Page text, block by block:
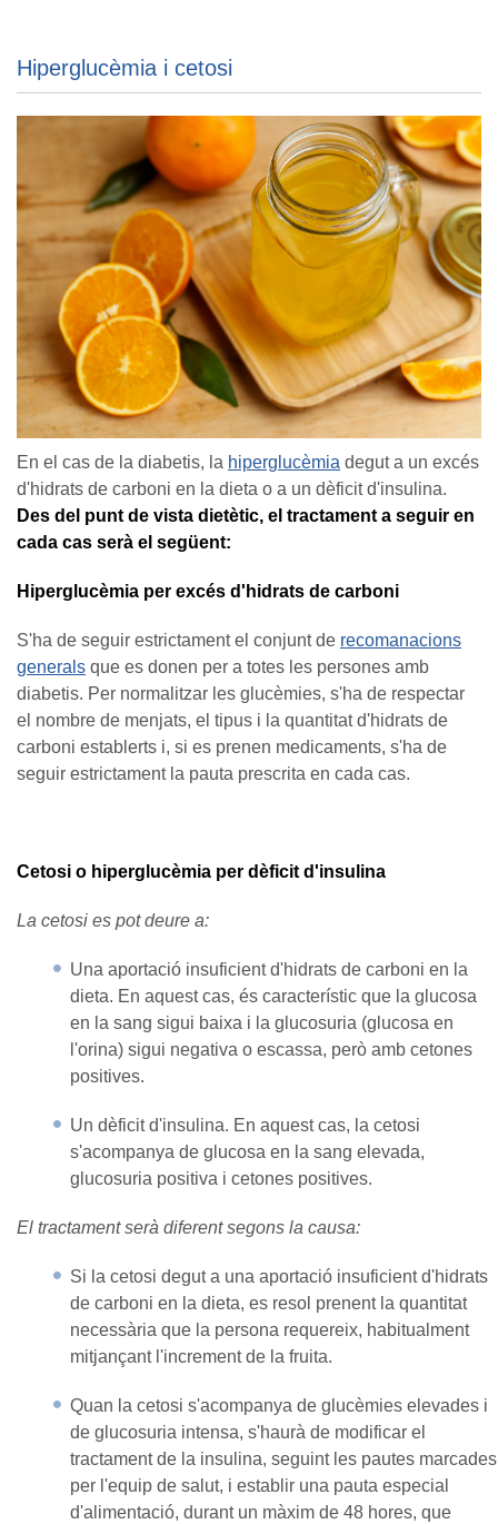
Hiperglucèmia i cetosi
En el cas de la diabetis, la hiperglucèmia degut a un excés
d'hidrats de carboni en la dieta o a un dèficit d'insulina.
Des del punt de vista dietètic, el tractament a seguir en
cada cas serà el següent:
Hiperglucèmia per excés d'hidrats de carboni
S'ha de seguir estrictament el conjunt de recomanacions
generals que es donen per a totes les persones amb
diabetis. Per normalitzar les glucèmies, s'ha de respectar
el nombre de menjats, el tipus i la quantitat d'hidrats de
carboni establerts i, si es prenen medicaments, s'ha de
seguir estrictament la pauta prescrita en cada cas.
Cetosi o hiperglucèmia per dèficit d'insulina
La cetosi es pot deure a:
Una aportació insuficient d'hidrats de carboni en la
dieta. En aquest cas, és característic que la glucosa
en la sang sigui baixa i la glucosuria (glucosa en
l'orina) sigui negativa o escassa, però amb cetones
positives.
Un dèficit d'insulina. En aquest cas, la cetosi
s'acompanya de glucosa en la sang elevada,
glucosuria positiva i cetones positives.
El tractament serà diferent segons la causa:
Si la cetosi degut a una aportació insuficient d'hidrats
de carboni en la dieta, es resol prenent la quantitat
necessària que la persona requereix, habitualment
mitjançant l'increment de la fruita.
Quan la cetosi s'acompanya de glucèmies elevades i
de glucosuria intensa, s'haurà de modificar el
tractament de la insulina, seguint les pautes marcades
per l'equip de salut, i establir una pauta especial
d'alimentació, durant un màxim de 48 hores, que